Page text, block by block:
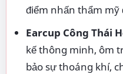
điểm nhấn thẩm mỹ
Earcup Công Thái
kế thông minh, ôm
bảo sự thoáng khí,